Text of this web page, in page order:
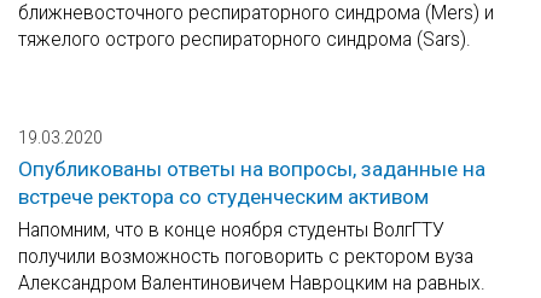
ближневосточного респираторного синдрома (Mers) и
тяжелого острого респираторного синдрома (Sars).
19.03.2020
Опубликованы ответы на вопросы, заданные на
встрече ректора со студенческим активом
Напомним, что в конце ноября студенты ВолгГТУ
получили возможность поговорить с ректором вуза
Александром Валентиновичем Навроцким на равных.